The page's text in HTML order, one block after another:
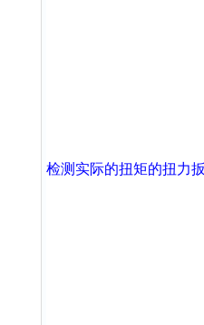
检测实际的扭矩的扭力